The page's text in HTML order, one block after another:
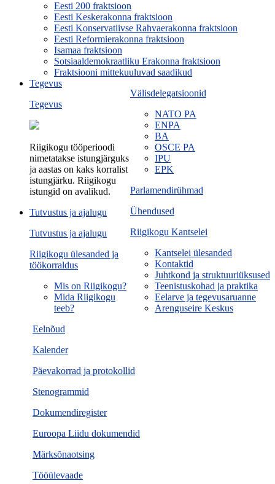
Eesti 200 fraktsioon
Eesti Keskerakonna fraktsioon
Eesti Konservatiivse Rahvaerakonna fraktsioon
Eesti Reformierakonna fraktsioon
Isamaa fraktsioon
Sotsiaaldemokraatliku Erakonna fraktsioon
Fraktsiooni mittekuuluvad saadikud
Välisdelegatsioonid
NATO PA
ENPA
BA
OSCE PA
IPU
EPK
Parlamendirühmad
Ühendused
Riigikogu Kantselei
Kantselei ülesanded
Kontaktid
Juhtkond ja struktuuriüksused
Teenistuskohad ja praktika
Eelarve ja tegevusaruanne
Arenguseire Keskus
Tegevus
Tegevus
Riigikogu tööperioodi
nimetatakse istungjärguks
ja aastas on kaks korralist
istungjärku. Riigikogu
istungid on avalikud.
Eelnõud
Kalender
Päevakorrad ja protokollid
Stenogrammid
Dokumendiregister
Euroopa Liidu dokumendid
Märksõnaotsing
Tööülevaade
Tutvustus ja ajalugu
Tutvustus ja ajalugu
Riigikogu ülesanded ja
töökorraldus
Mis on Riigikogu?
Mida Riigikogu
teeb?